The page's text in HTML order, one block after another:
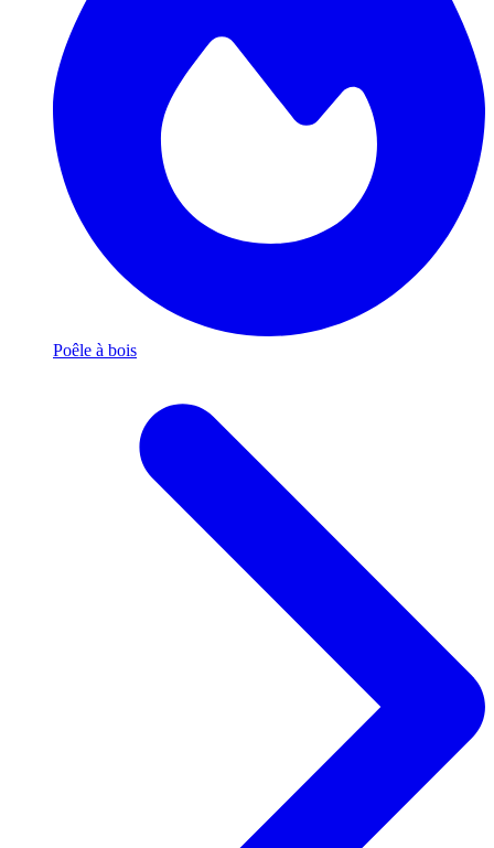
Poêle à bois